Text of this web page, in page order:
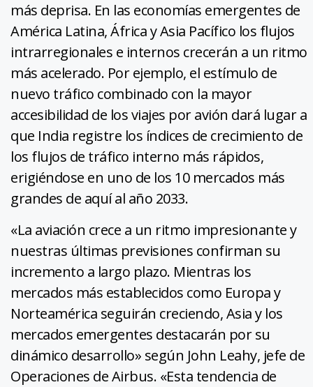
más deprisa. En las economías emergentes de
América Latina, África y Asia Pacífico los flujos
intrarregionales e internos crecerán a un ritmo
más acelerado. Por ejemplo, el estímulo de
nuevo tráfico combinado con la mayor
accesibilidad de los viajes por avión dará lugar a
que India registre los índices de crecimiento de
los flujos de tráfico interno más rápidos,
erigiéndose en uno de los 10 mercados más
grandes de aquí al año 2033.
«La aviación crece a un ritmo impresionante y
nuestras últimas previsiones confirman su
incremento a largo plazo. Mientras los
mercados más establecidos como Europa y
Norteamérica seguirán creciendo, Asia y los
mercados emergentes destacarán por su
dinámico desarrollo» según John Leahy, jefe de
Operaciones de Airbus. «Esta tendencia de